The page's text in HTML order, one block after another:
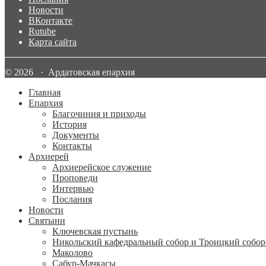
Новости
ВКонтакте
Rutube
Карта сайта
© 2026 · Ардатовская епархия
Главная
Епархия
Благочиния и приходы
История
Документы
Контакты
Архиерей
Архиерейское служение
Проповеди
Интервью
Послания
Новости
Святыни
Ключевская пустынь
Никольский кафедральный собор и Троицкий собор
Маколово
Сабур-Мачкасы